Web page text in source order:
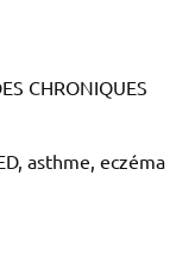
CHRONIQUES
asthme, eczéma